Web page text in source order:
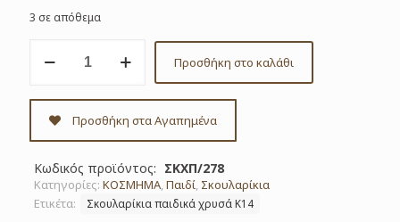
3 σε απόθεμα
παιδικά
Κ14
Κωδ:
ΣΚΧΠ/278
Προσθήκη στο καλάθι
Προσθήκη στα Αγαπημένα
Κωδικός προϊόντος: ΣΚΧΠ/278
Κατηγορίες: ΚΟΣΜΗΜΑ,Παιδί, Σκουλαρίκια
Ετικέτα:
Σκουλαρίκια παιδικά χρυσά Κ14